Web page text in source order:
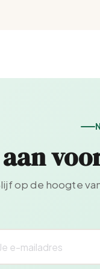
op de hoogte